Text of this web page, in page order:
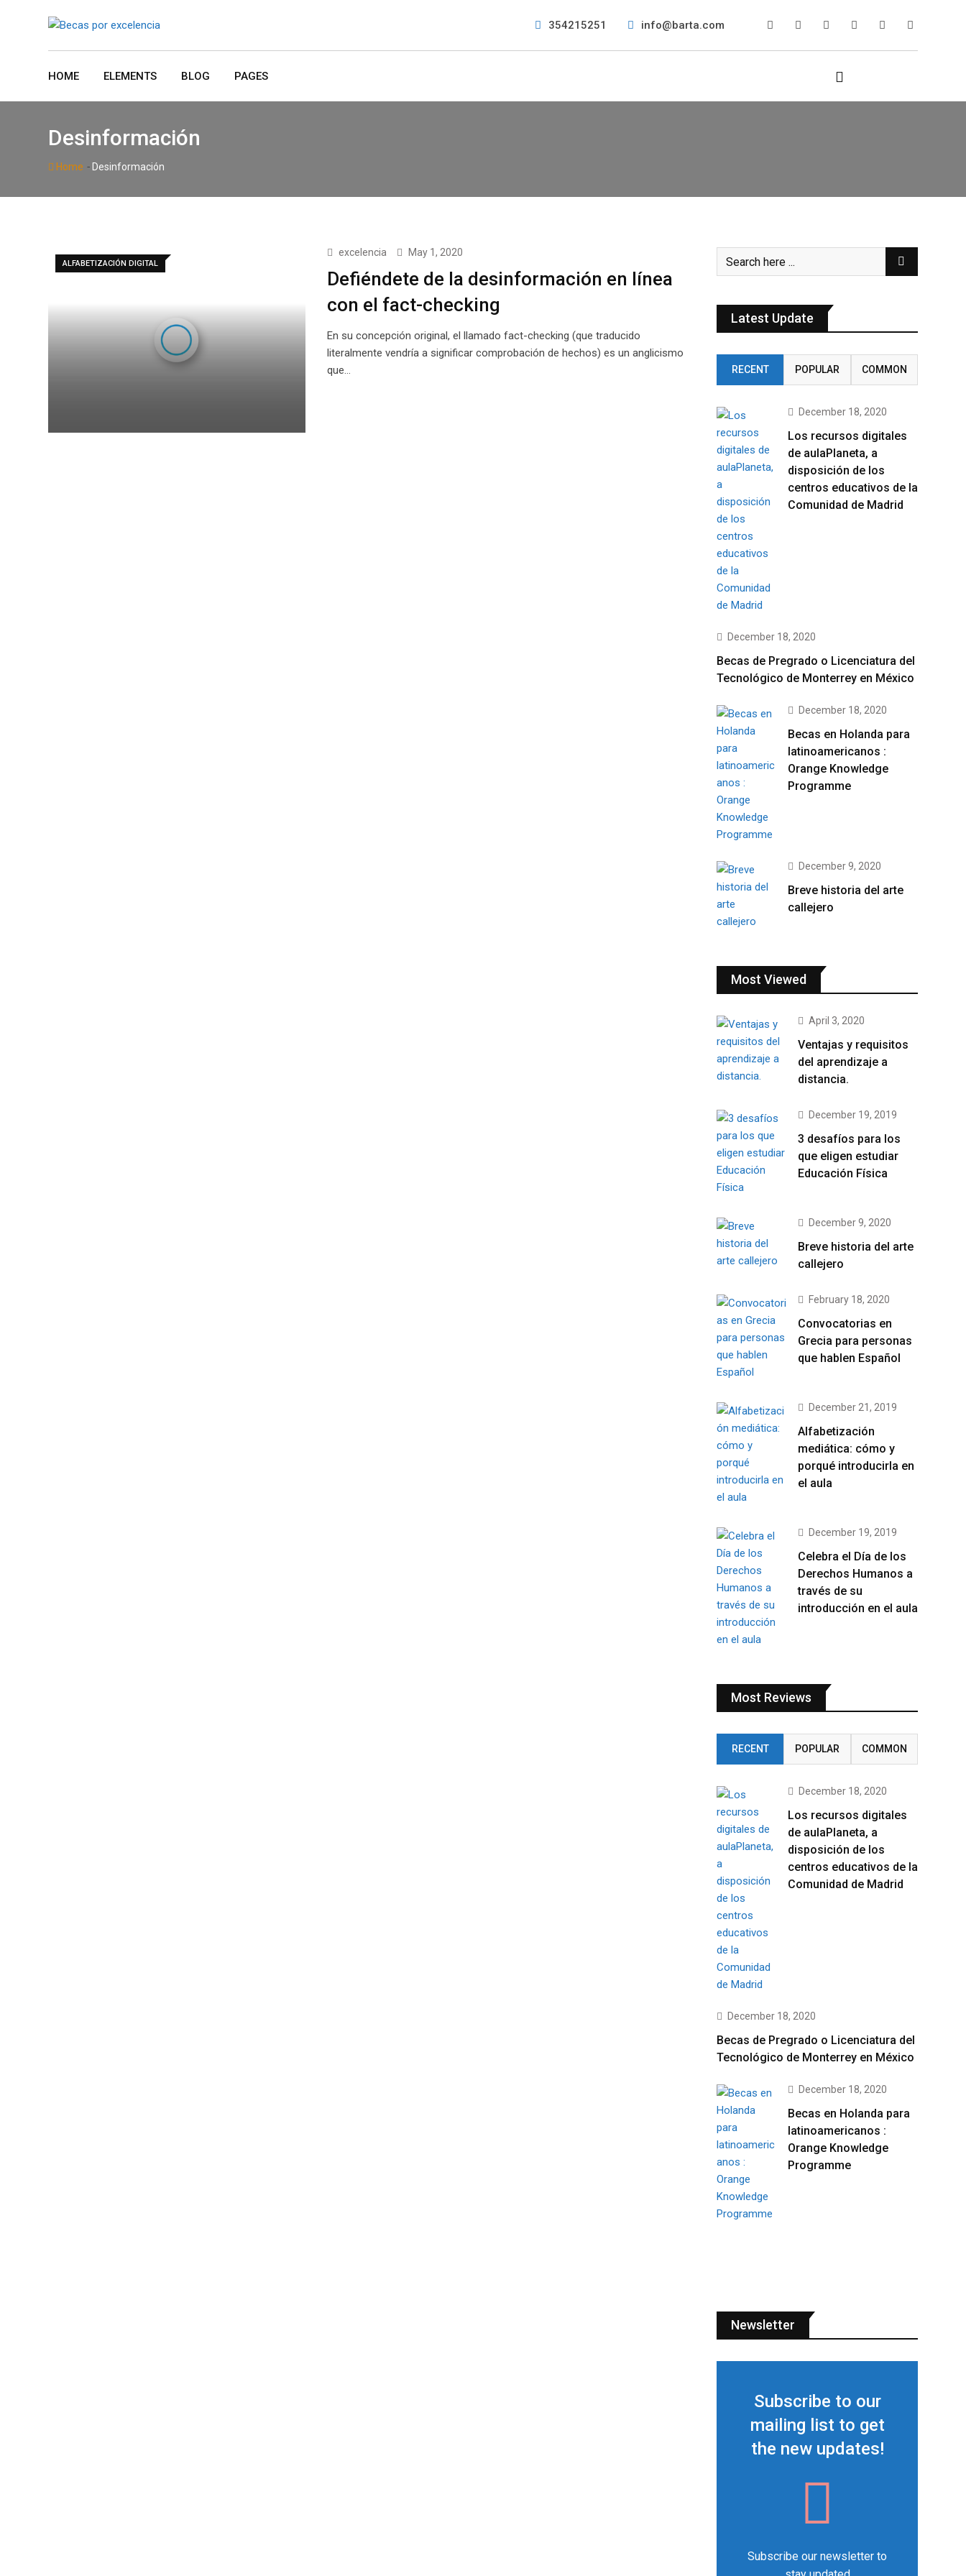
354215251 info@barta.com
HOME ELEMENTS BLOG PAGES
Desinformación
Home - Desinformación
ALFABETIZACIÓN DIGITAL
excelencia May 1, 2020
Defiéndete de la desinformación en línea
con el fact-checking
En su concepción original, el llamado fact-checking (que traducido
literalmente vendría a significar comprobación de hechos) es un anglicismo
que…
Latest Update
RECENT POPULAR COMMON
December 18, 2020
Los recursos digitales
de aulaPlaneta, a
disposición de los
centros educativos de la
Comunidad de Madrid
December 18, 2020
Becas de Pregrado o Licenciatura del
Tecnológico de Monterrey en México
December 18, 2020
Becas en Holanda para
latinoamericanos :
Orange Knowledge
Programme
December 9, 2020
Breve historia del arte
callejero
Most Viewed
April 3, 2020
Ventajas y requisitos
del aprendizaje a
distancia.
December 19, 2019
3 desafíos para los
que eligen estudiar
Educación Física
December 9, 2020
Breve historia del arte
callejero
February 18, 2020
Convocatorias en
Grecia para personas
que hablen Español
December 21, 2019
Alfabetización
mediática: cómo y
porqué introducirla en
el aula
December 19, 2019
Celebra el Día de los
Derechos Humanos a
través de su
introducción en el aula
Most Reviews
RECENT POPULAR COMMON
December 18, 2020
Los recursos digitales
de aulaPlaneta, a
disposición de los
centros educativos de la
Comunidad de Madrid
December 18, 2020
Becas de Pregrado o Licenciatura del
Tecnológico de Monterrey en México
December 18, 2020
Becas en Holanda para
latinoamericanos :
Orange Knowledge
Programme
Newsletter
Subscribe to our
mailing list to get
the new updates!
Subscribe our newsletter to